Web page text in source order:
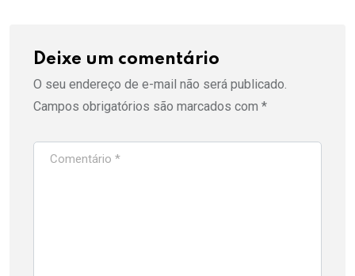
Deixe um comentário
O seu endereço de e-mail não será publicado.
Campos obrigatórios são marcados com *